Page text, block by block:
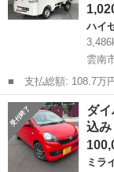
ハイ
雲南
■ 支払総額: 108.7万円 ■ 車両本体価格： 1,020,000 円 ■ メーカ
ー名： ダイハツ ■
名： スタンダー
島根 雲南市
ダ
込
ミラ